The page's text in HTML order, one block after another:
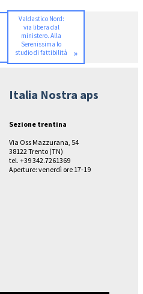
Valdastico Nord:
via libera dal
ministero. Alla
Serenissima lo
studio di fattibilità
»
Italia Nostra aps
Sezione trentina
Via Oss Mazzurana, 54
38122 Trento (TN)
tel. +39 342.7261369
Aperture: venerdì ore 17-19